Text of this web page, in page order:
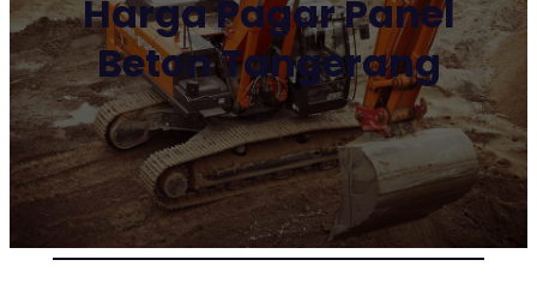
Harga Pagar Panel
Beton Tangerang